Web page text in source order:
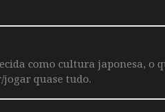
como cultura japonesa,
jogar quase tudo.